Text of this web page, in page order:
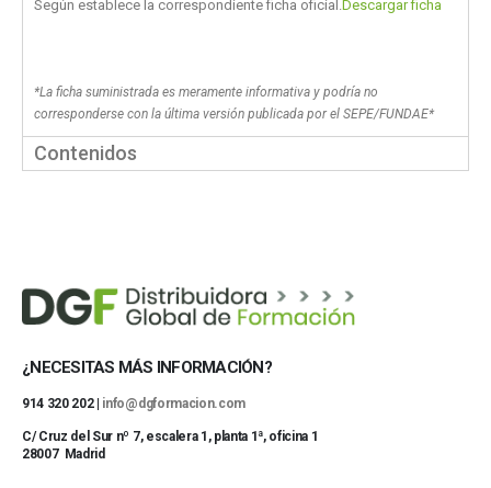
Según establece la correspondiente ficha oficial.Descargar ficha
*La ficha suministrada es meramente informativa y podría no
corresponderse con la última versión publicada por el SEPE/FUNDAE*
Contenidos
¿NECESITAS MÁS INFORMACIÓN?
914 320 202 | info@dgformacion.com
C/ Cruz del Sur nº 7, escalera 1, planta 1ª, oficina 1
28007 Madrid